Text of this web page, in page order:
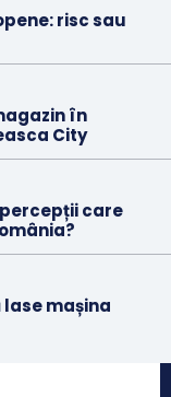
risc sau
în
City
care
lase mașina